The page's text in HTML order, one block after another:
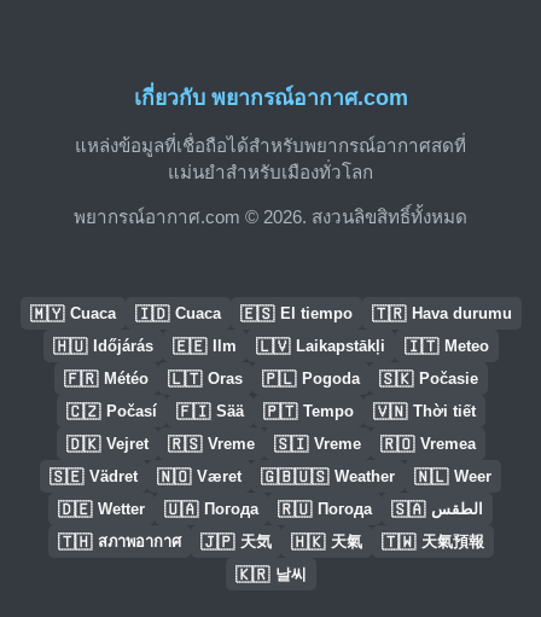
เกี่ยวกับ พยากรณ์อากาศ.com
แหล่งข้อมูลที่เชื่อถือได้สำหรับพยากรณ์อากาศสดที่
แม่นยำสำหรับเมืองทั่วโลก
พยากรณ์อากาศ.com © 2026. สงวนลิขสิทธิ์ทั้งหมด
🇲🇾 Cuaca 🇮🇩 Cuaca 🇪🇸 El tiempo 🇹🇷 Hava durumu
🇭🇺 Időjárás 🇪🇪 Ilm 🇱🇻 Laikapstākļi 🇮🇹 Meteo
🇫🇷 Météo 🇱🇹 Oras 🇵🇱 Pogoda 🇸🇰 Počasie
🇨🇿 Počasí 🇫🇮 Sää 🇵🇹 Tempo 🇻🇳 Thời tiết
🇩🇰 Vejret 🇷🇸 Vreme 🇸🇮 Vreme 🇷🇴 Vremea
🇸🇪 Vädret 🇳🇴 Været 🇬🇧🇺🇸 Weather 🇳🇱 Weer
🇩🇪 Wetter 🇺🇦 Погода 🇷🇺 Погода 🇸🇦 الطقس
🇹🇭 สภาพอากาศ 🇯🇵 天気 🇭🇰 天氣 🇹🇼 天氣預報
🇰🇷 날씨